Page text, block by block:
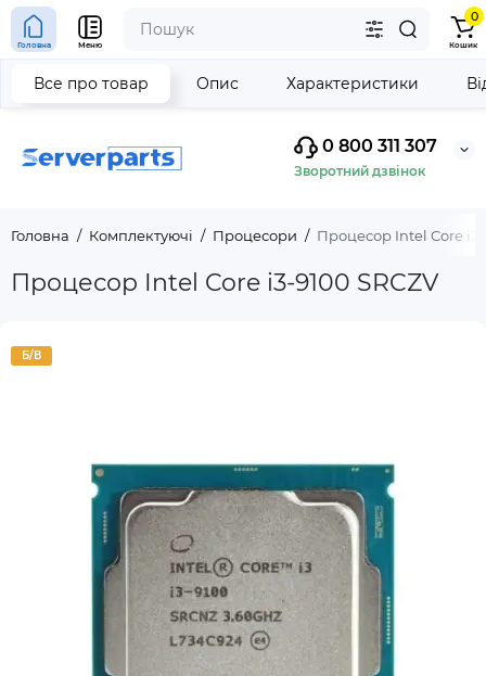
0 800 311 307
Зворотний дзвінок
Головна Меню
0
Кошик
Головна Комплектуючі Процесори Процесор Intel Core i3-
Процесор Intel Core i3-9100 SRCZV
Все про товар Опис Характеристики
Б/В